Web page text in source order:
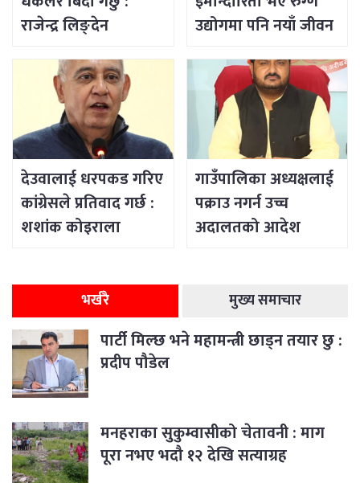
राजेन्द्र लिङ्देन
उद्योगमा पनि नयाँ जीवन
देउवालाई धरपकड गरिए
कांग्रेसले प्रतिवाद गर्छ :
शशांक कोइराला
गाउँपालिका अध्यक्षलाई
पक्राउ नगर्न उच्च
अदालतको आदेश
भर्खरै मुख्य समाचार
पार्टी मिल्छ भने महामन्त्री छाड्न तयार छु :
प्रदीप पौडेल
मनहराका सुकुम्वासीको चेतावनी : माग
पूरा नभए भदौ १२ देखि सत्याग्रह